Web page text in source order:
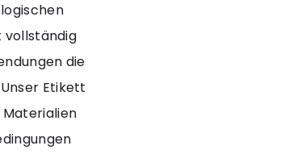
vollständig
die
Etikett